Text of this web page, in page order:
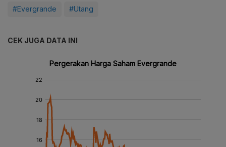
#Evergrande #Utang
CEK JUGA DATA INI